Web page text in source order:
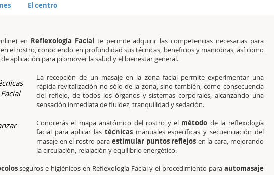
El centro
en Reflexología Facial te permite adquirir las competencias necesarias para
el rostro, conociendo en profundidad sus técnicas, beneficios y maniobras, así como
aplicación para promover la salud y el bienestar general.
La recepción de un masaje en la zona facial permite experimentar una
rápida revitalización no sólo de la zona, sino también, como consecuencia
del reflejo, de todos los órganos y sistemas corporales, alcanzando una
sensación inmediata de fluidez, tranquilidad y sedación.
Conocerás el mapa anatómico del rostro y el método de la reflexología
facial para aplicar las técnicasmanuales específicas y secuenciación del
masaje en el rostro paraestimular puntos reflejos en la cara, mejorando
la circulación, relajación y equilibrio energético.
seguros e higiénicos en Reflexología Facial y el procedimiento para automasaje